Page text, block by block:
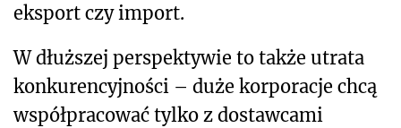
eksport czy import.
W dłuższej perspektywie to także utrata
konkurencyjności – duże korporacje chcą
współpracować tylko z dostawcami